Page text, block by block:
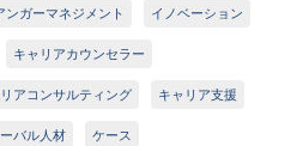
ンガーマネジメント イノベーション
キャリアカウンセラー
アコンサルティング キャリア支援
バル人材 ケース